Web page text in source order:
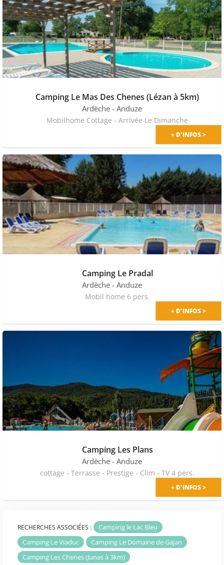
Camping Le Mas Des Chenes (Lézan à 5km)
Ardèche - Anduze
Mobilhome Cottage - Arrivée Le Dimanche
+ D'INFOS >
Camping Le Pradal
Ardèche - Anduze
Mobil home 6 pers.
+ D'INFOS >
Camping Les Plans
Ardèche - Anduze
cottage - Terrasse - Prestige - Clim - TV 4 pers.
+ D'INFOS >
RECHERCHES ASSOCIÉES :
Camping le Lac Bleu
Camping Le Viaduc
Camping Le Domaine de Gajan
Camping Les Chenes (Junas à 3km)